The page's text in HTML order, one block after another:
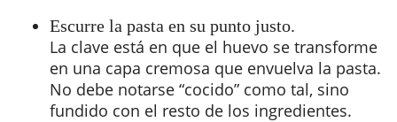
Escurre la pasta en su punto justo.
La clave está en que el huevo se transforme
en una capa cremosa que envuelva la pasta.
No debe notarse “cocido” como tal, sino
fundido con el resto de los ingredientes.